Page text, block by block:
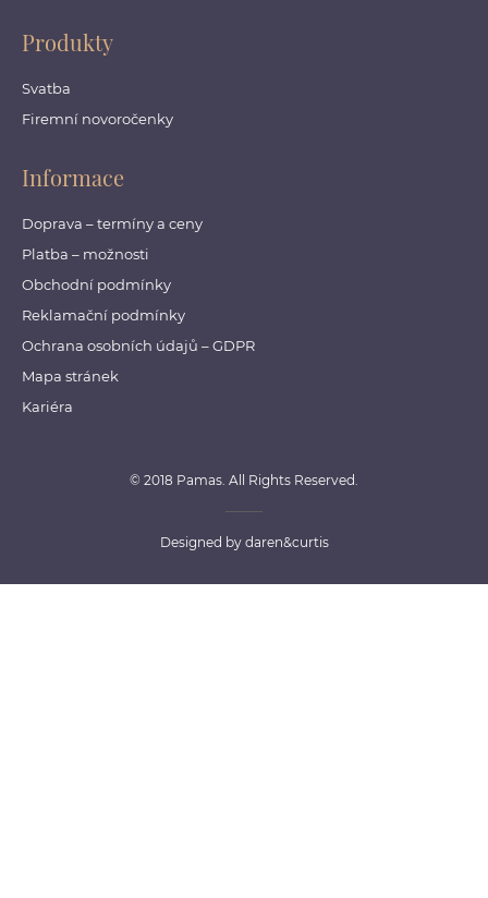
Produkty
Svatba
Firemní novoročenky
Informace
Doprava – termíny a ceny
Platba – možnosti
Obchodní podmínky
Reklamační podmínky
Ochrana osobních údajů – GDPR
Mapa stránek
Kariéra
© 2018 Pamas. All Rights Reserved.
Designed by daren&curtis